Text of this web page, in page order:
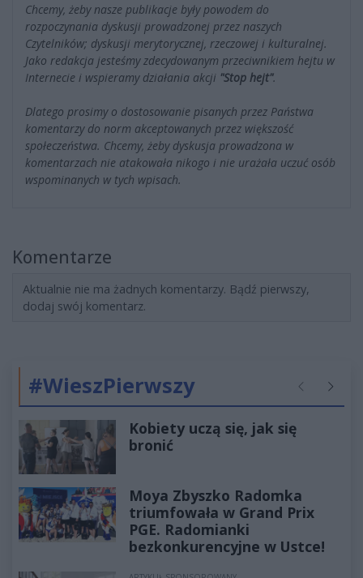
Chcemy, żeby nasze publikacje były powodem do
rozpoczynania dyskusji prowadzonej przez naszych
Czytelników; dyskusji merytorycznej, rzeczowej i kulturalnej.
Jako redakcja jesteśmy zdecydowanym przeciwnikiem hejtu w
Internecie i wspieramy działania akcji "Stop hejt".
Dlatego prosimy o dostosowanie pisanych przez Państwa
komentarzy do norm akceptowanych przez większość
społeczeństwa. Chcemy, żeby dyskusja prowadzona w
komentarzach nie atakowała nikogo i nie urażała uczuć osób
wspominanych w tych wpisach.
Komentarze
Aktualnie nie ma żadnych komentarzy. Bądź pierwszy,
dodaj swój komentarz.
#WieszPierwszy Poprzednie
Kobiety uczą się, jak się
bronić
Moya Zbyszko Radomka
triumfowała w Grand Prix
PGE. Radomianki
bezkonkurencyjne w Ustce!